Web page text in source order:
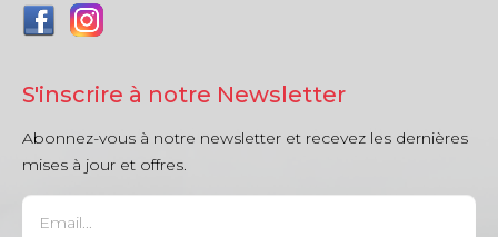
S'inscrire à notre Newsletter
Abonnez-vous à notre newsletter et recevez les dernières
mises à jour et offres.